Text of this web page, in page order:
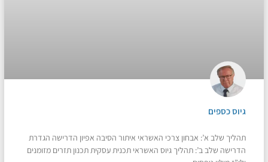
גיוס כספים
תהליך שלב א’: אבחון צרכי האשראי איתור הסיבה אפיון הדרישה הגדרת
הדרישה שלב ב’: תהליך גיוס האשראי תכנית עסקית תכנון תזרים מזומנים